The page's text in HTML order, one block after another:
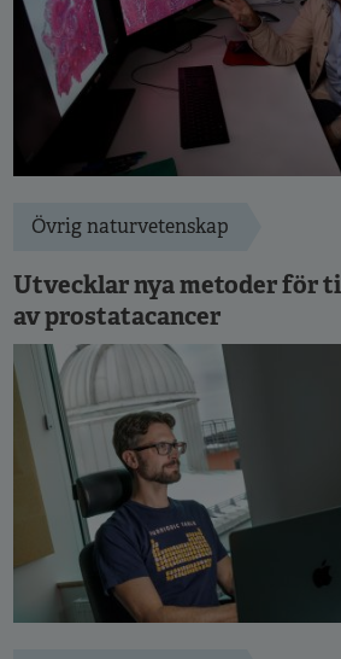
Övrig naturvetenskap
Utvecklar nya metoder för
av prostatacancer